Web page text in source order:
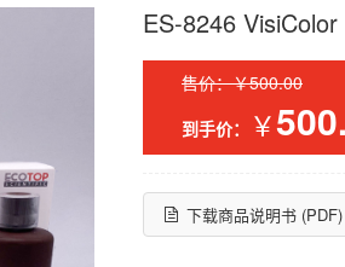
ES-8246
售价：￥500.00
到手价：
￥
下载商品说明书 (PDF)